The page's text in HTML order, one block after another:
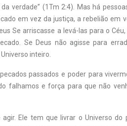
verdade” (1Tm 2:4). Mas há
em vez da justiça, a rebelião em
Se arriscasse a levá-las para o
Se Deus não agisse para
inteiro.
passados e poder para
falhamos e força para que não
Ele tem que livrar o Universo do